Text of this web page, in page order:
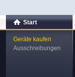
Start
Geräte kaufen
Ausschreibungen